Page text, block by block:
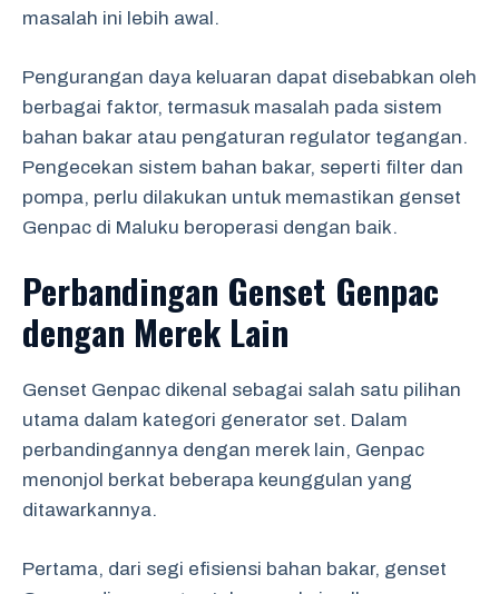
masalah ini lebih awal.
Pengurangan daya keluaran dapat disebabkan oleh
berbagai faktor, termasuk masalah pada sistem
bahan bakar atau pengaturan regulator tegangan.
Pengecekan sistem bahan bakar, seperti filter dan
pompa, perlu dilakukan untuk memastikan genset
Genpac di Maluku beroperasi dengan baik.
Perbandingan Genset Genpac
dengan Merek Lain
Genset Genpac dikenal sebagai salah satu pilihan
utama dalam kategori generator set. Dalam
perbandingannya dengan merek lain, Genpac
menonjol berkat beberapa keunggulan yang
ditawarkannya.
Pertama, dari segi efisiensi bahan bakar, genset